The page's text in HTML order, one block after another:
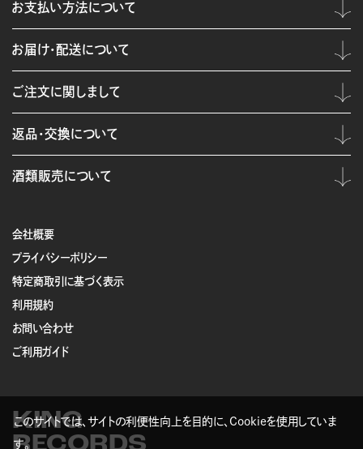
会社概要
プライバシーポリシー
特定商取引に基づく表示
利用規約
お問い合わせ
ご利用ガイド
KING
お支払い方法について
お届け・配送について
ご注文に関しまして
返品・交換について
酒類販売について
このサイトでは、サイトの利便性向上を目的に、Cookieを使用していま
す。